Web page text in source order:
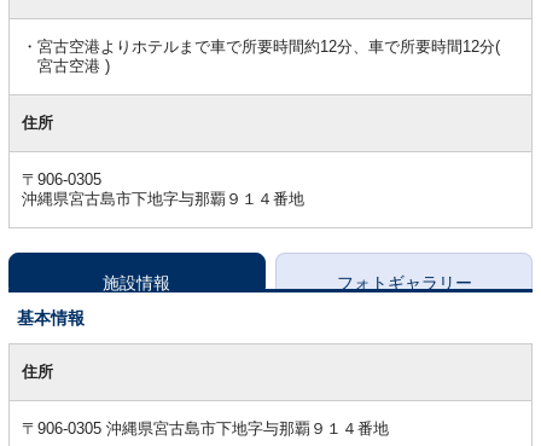
宮古空港よりホテルまで車で所要時間約12分、車で所要時間12分(
宮古空港 )
住所
〒906-0305
沖縄県宮古島市下地字与那覇９１４番地
施設情報
フォトギャラリー
基本情報
本住所
〒906-0305 沖縄県宮古島市下地字与那覇９１４番地